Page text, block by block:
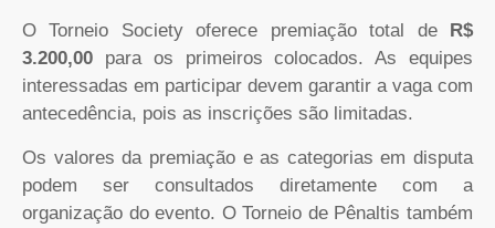
O Torneio Society oferece premiação total de
R$
3.200,00 para os primeiros colocados. As equipes
interessadas em participar devem garantir a vaga com
antecedência, pois as inscrições são limitadas.
Os valores da premiação e as categorias em disputa
podem ser consultados diretamente com a
organização do evento. O Torneio de Pênaltis também